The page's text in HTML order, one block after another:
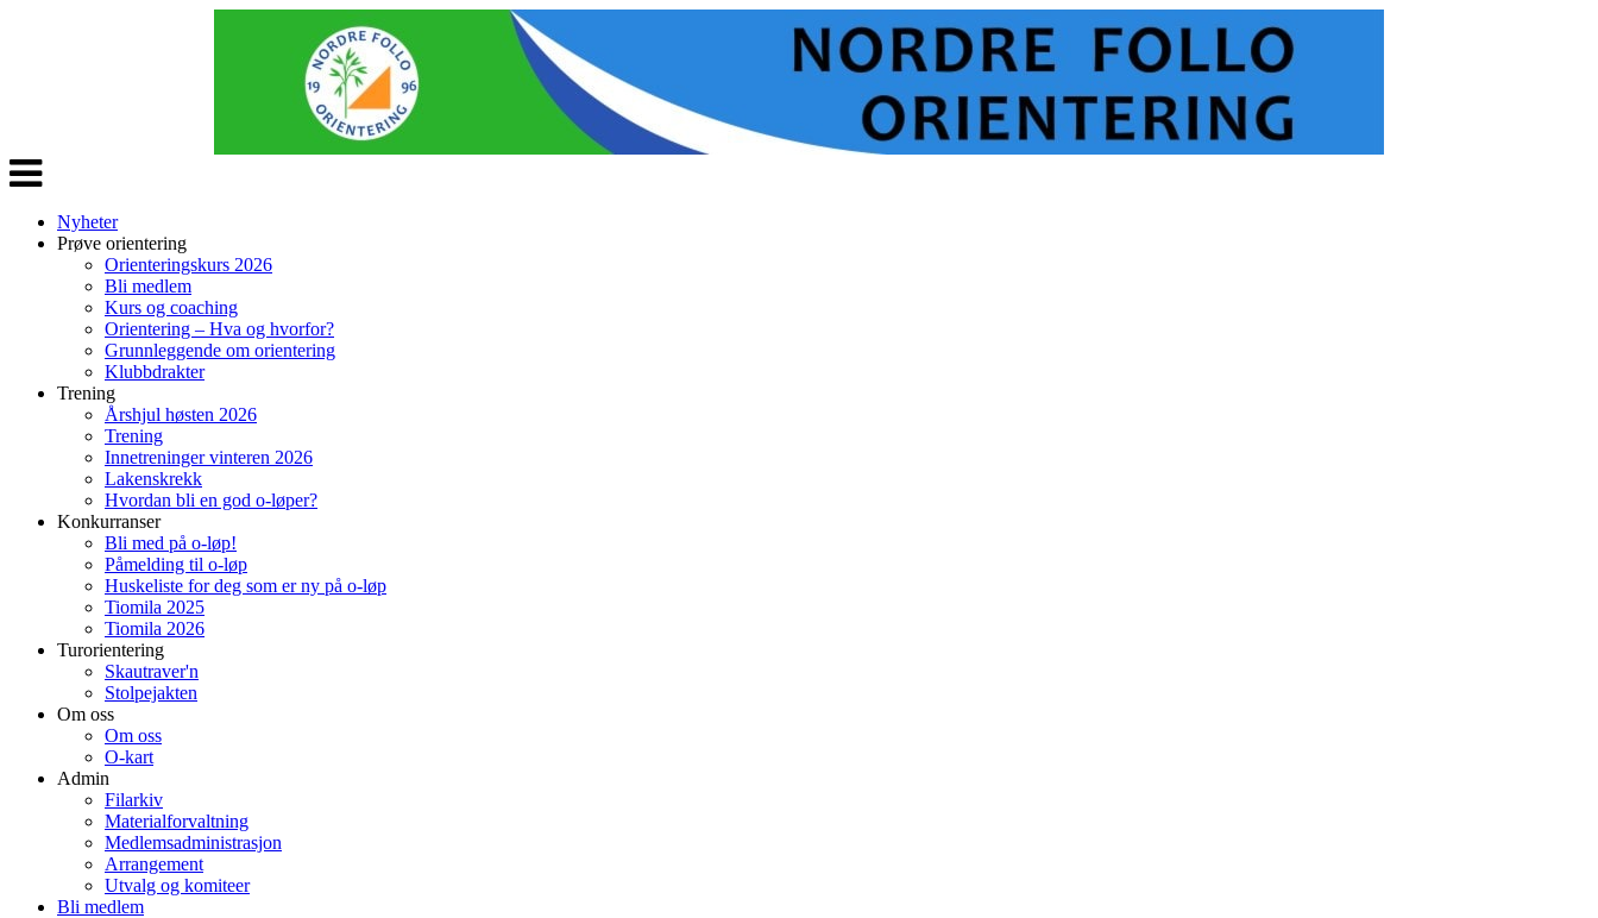
Veksle
navigasjon
Nyheter
Prøve orientering
Orienteringskurs 2026
Bli medlem
Kurs og coaching
Orientering – Hva og hvorfor?
Grunnleggende om orientering
Klubbdrakter
Trening
Årshjul høsten 2026
Trening
Innetreninger vinteren 2026
Lakenskrekk
Hvordan bli en god o-løper?
Konkurranser
Bli med på o-løp!
Påmelding til o-løp
Huskeliste for deg som er ny på o-løp
Tiomila 2025
Tiomila 2026
Turorientering
Skautraver'n
Stolpejakten
Om oss
Om oss
O-kart
Admin
Filarkiv
Materialforvaltning
Medlemsadministrasjon
Arrangement
Utvalg og komiteer
Bli medlem